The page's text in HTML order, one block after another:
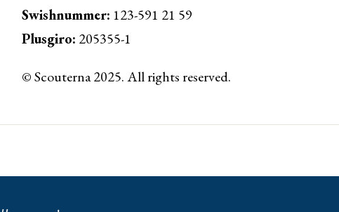
Swishnummer: 123-591 21 59
Plusgiro: 205355-1
© Scouterna 2025. All rights reserved.
www.lansforsakringar.se/vasterbotten/privat/